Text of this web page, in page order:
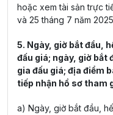
hoặc xem tài sản trực
và 25 tháng 7 năm 2025
5. Ngày, giờ bắt đầu,
đấu giá; ngày, giờ bắt
gia đấu giá; địa điểm
tiếp nhận hồ sơ tham
a) Ngày, giờ bắt đầu,